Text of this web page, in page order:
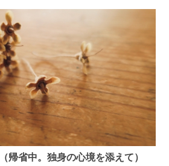
帰省中。独身の心境を添えて）